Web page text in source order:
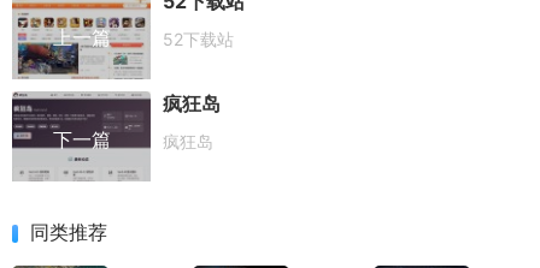
上一篇 52下载站
下一篇
疯狂岛
疯狂岛
同类推荐